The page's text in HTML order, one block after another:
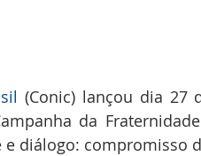
(Conic) lançou dia 27
da
e diálogo: compromisso